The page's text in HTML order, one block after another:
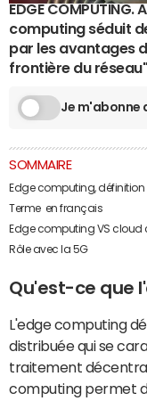
EDGE
computing séduit
par les avantages
frontière du
Je m'abonne
SOMMAIRE
Edge computing, définition
Terme en français
Edge computing VS
Rôle avec la 5G
Qu'est-ce que
L'edge computing
distribuée qui se
traitement
computing permet